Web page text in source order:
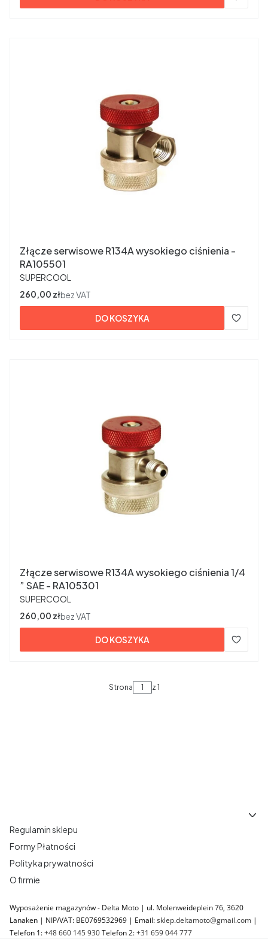
Złącze serwisowe R134A wysokiego ciśnienia -
RA105501
PRODUCENT
SUPERCOOL
Cena
260,00 złbez VAT
DO KOSZYKA
Złącze serwisowe R134A wysokiego ciśnienia 1/4
” SAE - RA105301
PRODUCENT
SUPERCOOL
Cena
260,00 złbez VAT
DO KOSZYKA
Strona z 1
Regulamin sklepu
Formy Płatności
Polityka prywatności
O firmie
Wyposażenie magazynów - Delta Moto | ul. Molenweideplein 76, 3620
Lanaken | NIP/VAT: BE0769532969 | Email:sklep.deltamoto@gmail.com |
Telefon 1:+48 660 145 930Telefon 2:+31 659 044 777